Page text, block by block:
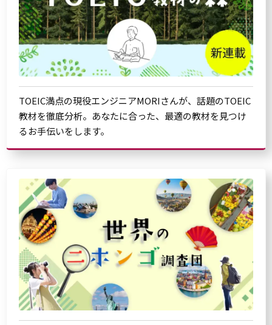
TOEIC満点の現役エンジニアMORIさんが、話題のTOEIC
教材を徹底分析。あなたに合った、最適の教材を見つけ
るお手伝いをします。